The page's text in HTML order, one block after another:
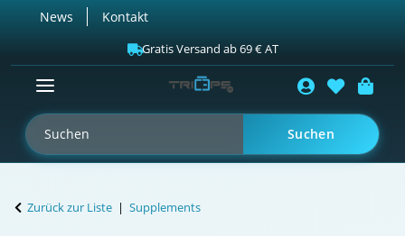
News Kontakt
Gratis Versand ab 69 € AT
Suchen
Zurück zur Liste Supplements